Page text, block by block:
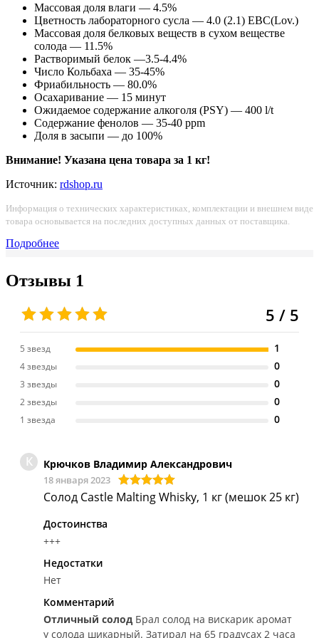
Mассовая доля влаги — 4.5%
Цветность лабораторного сусла — 4.0 (2.1) EBC(Lov.)
Массовая доля белковых веществ в сухом веществе
солода — 11.5%
Растворимый белок —3.5-4.4%
Число Кольбаха — 35-45%
Фриабильность — 80.0%
Осахаривание — 15 минут
Ожидаемое содержание алкоголя (PSY) — 400 l/t
Содержание фенолов — 35-40 ppm
Доля в засыпи — до 100%
Внимание! Указана цена товара за 1 кг!
Источник: rdshop.ru
Информация о технических характеристиках, комплектации и внешнем виде
товара основывается на последних доступных данных от поставщика.
Подробнее
Отзывы 1
5 / 5
5 звезд 1
4 звезды 0
3 звезды 0
2 звезды 0
1 звезда 0
К Крючков Владимир Александрович
18 января 2023
Солод Castle Malting Whisky, 1 кг (мешок 25 кг)
Достоинства
+++
Недостатки
Нет
Комментарий
Отличный солод Брал солод на вискарик аромат
у солода шикарный. Затирал на 65 градусах 2 часа